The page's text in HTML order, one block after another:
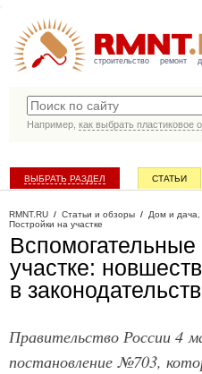
строительство ремонт
Например, как выбрать пластиковое
ВЫБРАТЬ РАЗДЕЛ СТАТЬИ
RMNT.RU / Статьи и обзоры / Дом и дача,
Постройки на участке
Вспомогательные
участке:
в
Правительство России 4
постановление №703,